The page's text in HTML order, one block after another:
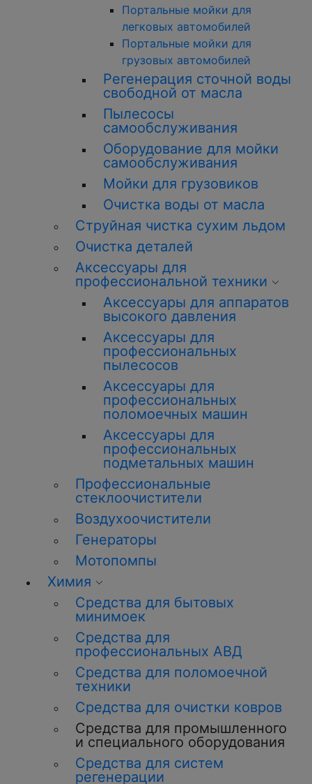
Портальные мойки для
легковых автомобилей
Портальные мойки для
грузовых автомобилей
Регенерация сточной воды
свободной от масла
Пылесосы
самообслуживания
Оборудование для мойки
самообслуживания
Мойки для грузовиков
Очистка воды от масла
Струйная чистка сухим льдом
Очистка деталей
Аксессуары для
профессиональной техники
Аксессуары для аппаратов
высокого давления
Аксессуары для
профессиональных
пылесосов
Аксессуары для
профессиональных
поломоечных машин
Аксессуары для
профессиональных
подметальных машин
Профессиональные
стеклоочистители
Воздухоочистители
Генераторы
Мотопомпы
Химия
Средства для бытовых
минимоек
Средства для
профессиональных АВД
Средства для поломоечной
техники
Средства для очистки ковров
Средства для промышленного
и специального оборудования
Средства для систем
регенерации